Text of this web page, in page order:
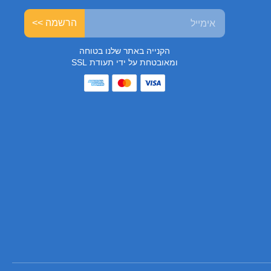
הרשמה >>
הקנייה באתר שלנו בטוחה
ומאובטחת על ידי תעודת SSL